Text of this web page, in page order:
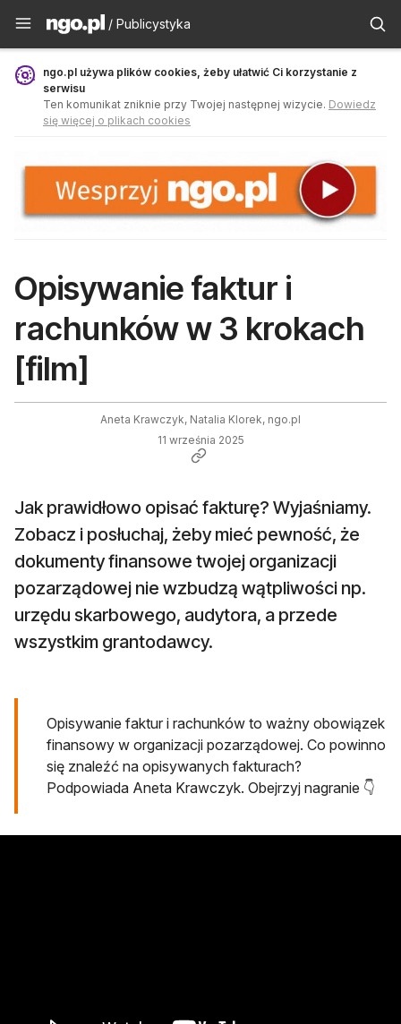
Publicystyka - ngo.pl
/ Publicystyka
ngo.pl używa plików cookies, żeby ułatwić Ci korzystanie z
serwisu
Ten komunikat zniknie przy Twojej następnej wizycie. Dowiedz
się więcej o plikach cookies
Opisywanie faktur i
rachunków w 3 krokach
[film]
Aneta Krawczyk, Natalia Klorek, ngo.pl
11 września 2025
Jak prawidłowo opisać fakturę? Wyjaśniamy.
Zobacz i posłuchaj, żeby mieć pewność, że
dokumenty finansowe twojej organizacji
pozarządowej nie wzbudzą wątpliwości np.
urzędu skarbowego, audytora, a przede
wszystkim grantodawcy.
Opisywanie faktur i rachunków to ważny obowiązek
finansowy w organizacji pozarządowej. Co powinno
się znaleźć na opisywanych fakturach?
Podpowiada Aneta Krawczyk. Obejrzyj nagranie 👇